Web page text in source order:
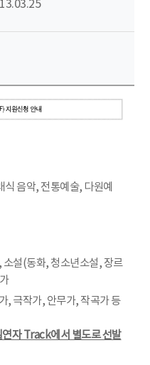
음악, 전통예술, 다원예
소설(동화, 청소년소설, 장르
, 극작가, 안무가, 작곡가 등
자 Track에서 별도로 선발